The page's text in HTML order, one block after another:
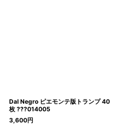
Dal Negro ピエモンテ版トランプ 40
枚 ???014005
3,600円